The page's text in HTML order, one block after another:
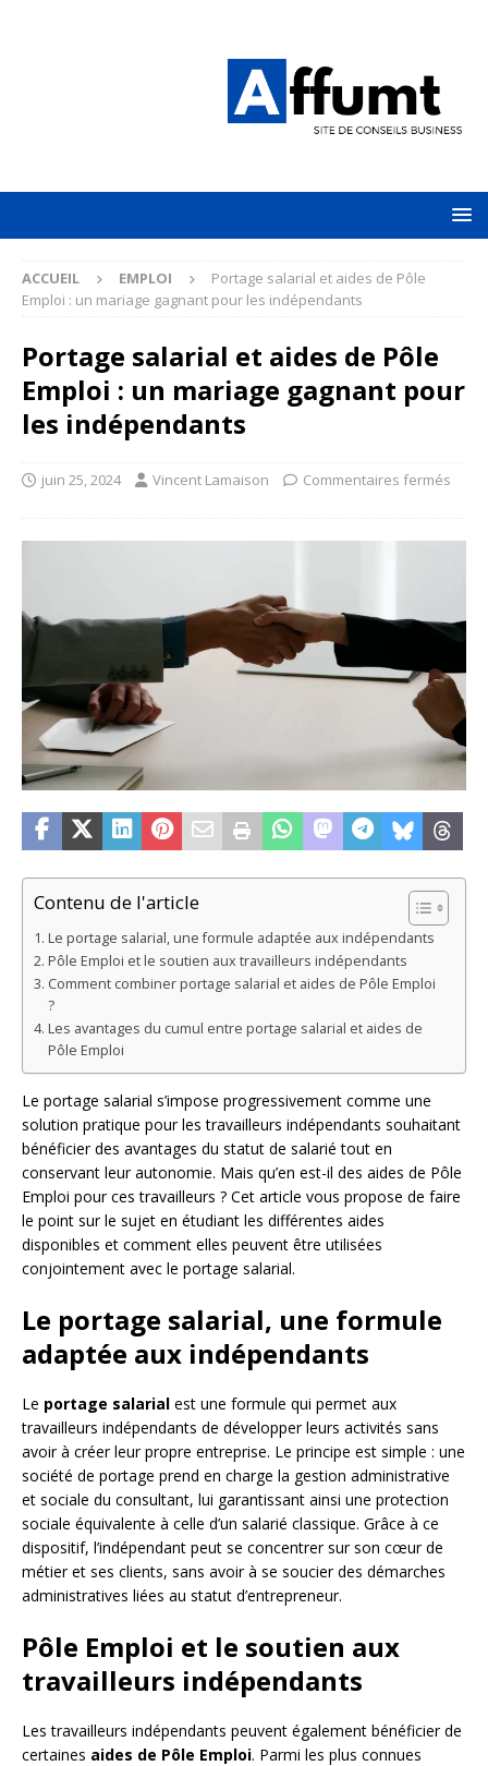
ACCUEIL EMPLOI
Portage salarial et aides de Pôle
Emploi : un mariage gagnant pour les indépendants
Portage salarial et aides de Pôle
Emploi : un mariage gagnant pour
les indépendants
juin 25, 2024 Vincent Lamaison Commentaires fermés
Contenu de l'article
Le portage salarial, une formule adaptée aux indépendants
Pôle Emploi et le soutien aux travailleurs indépendants
Comment combiner portage salarial et aides de Pôle Emploi
?
Les avantages du cumul entre portage salarial et aides de
Pôle Emploi
Le portage salarial s’impose progressivement comme une
solution pratique pour les travailleurs indépendants souhaitant
bénéficier des avantages du statut de salarié tout en
conservant leur autonomie. Mais qu’en est-il des aides de Pôle
Emploi pour ces travailleurs ? Cet article vous propose de faire
le point sur le sujet en étudiant les différentes aides
disponibles et comment elles peuvent être utilisées
conjointement avec le portage salarial.
Le portage salarial, une formule
adaptée aux indépendants
Le portage salarial est une formule qui permet aux
travailleurs indépendants de développer leurs activités sans
avoir à créer leur propre entreprise. Le principe est simple : une
société de portage prend en charge la gestion administrative
et sociale du consultant, lui garantissant ainsi une protection
sociale équivalente à celle d’un salarié classique. Grâce à ce
dispositif, l’indépendant peut se concentrer sur son cœur de
métier et ses clients, sans avoir à se soucier des démarches
administratives liées au statut d’entrepreneur.
Pôle Emploi et le soutien aux
travailleurs indépendants
Les travailleurs indépendants peuvent également bénéficier de
certaines aides de Pôle Emploi. Parmi les plus connues